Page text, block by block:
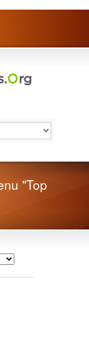
"Top